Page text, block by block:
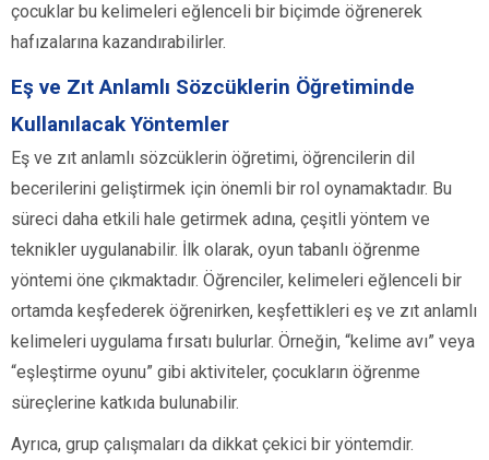
çocuklar bu kelimeleri eğlenceli bir biçimde öğrenerek
hafızalarına kazandırabilirler.
Eş ve Zıt Anlamlı Sözcüklerin Öğretiminde
Kullanılacak Yöntemler
Eş ve zıt anlamlı sözcüklerin öğretimi, öğrencilerin dil
becerilerini geliştirmek için önemli bir rol oynamaktadır. Bu
süreci daha etkili hale getirmek adına, çeşitli yöntem ve
teknikler uygulanabilir. İlk olarak, oyun tabanlı öğrenme
yöntemi öne çıkmaktadır. Öğrenciler, kelimeleri eğlenceli bir
ortamda keşfederek öğrenirken, keşfettikleri eş ve zıt anlamlı
kelimeleri uygulama fırsatı bulurlar. Örneğin, “kelime avı” veya
“eşleştirme oyunu” gibi aktiviteler, çocukların öğrenme
süreçlerine katkıda bulunabilir.
Ayrıca, grup çalışmaları da dikkat çekici bir yöntemdir.